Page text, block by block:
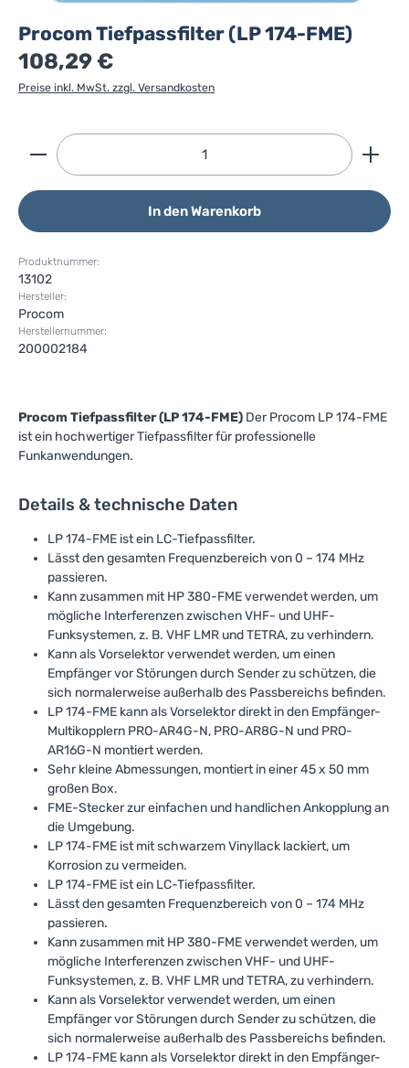
Procom Tiefpassfilter (LP 174-FME)
108,29 €
Preise inkl. MwSt. zzgl. Versandkosten
Produkt Anzahl: Gib den gewünschten Wert ein
In den Warenkorb
Produktnummer:
13102
Hersteller:
Procom
Herstellernummer:
200002184
Procom Tiefpassfilter (LP 174-FME) Der Procom LP 174-FME
ist ein hochwertiger Tiefpassfilter für professionelle
Funkanwendungen.
Details & technische Daten
LP 174-FME ist ein LC-Tiefpassfilter.
Lässt den gesamten Frequenzbereich von 0 – 174 MHz
passieren.
Kann zusammen mit HP 380-FME verwendet werden, um
mögliche Interferenzen zwischen VHF- und UHF-
Funksystemen, z. B. VHF LMR und TETRA, zu verhindern.
Kann als Vorselektor verwendet werden, um einen
Empfänger vor Störungen durch Sender zu schützen, die
sich normalerweise außerhalb des Passbereichs befinden.
LP 174-FME kann als Vorselektor direkt in den Empfänger-
Multikopplern PRO-AR4G-N, PRO-AR8G-N und PRO-
AR16G-N montiert werden.
Sehr kleine Abmessungen, montiert in einer 45 x 50 mm
großen Box.
FME-Stecker zur einfachen und handlichen Ankopplung an
die Umgebung.
LP 174-FME ist mit schwarzem Vinyllack lackiert, um
Korrosion zu vermeiden.
LP 174-FME ist ein LC-Tiefpassfilter.
Lässt den gesamten Frequenzbereich von 0 – 174 MHz
passieren.
Kann zusammen mit HP 380-FME verwendet werden, um
mögliche Interferenzen zwischen VHF- und UHF-
Funksystemen, z. B. VHF LMR und TETRA, zu verhindern.
Kann als Vorselektor verwendet werden, um einen
Empfänger vor Störungen durch Sender zu schützen, die
sich normalerweise außerhalb des Passbereichs befinden.
LP 174-FME kann als Vorselektor direkt in den Empfänger-